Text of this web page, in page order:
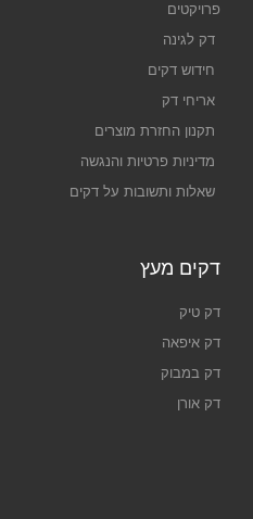
פרויקטים
דק לגינה
חידוש דקים
אריחי דק
תקנון החזרת מוצרים
מדיניות פרטיות והנגשה
שאלות ותשובות על דקים
דקים מעץ
דק טיק
דק איפאה
דק במבוק
דק אורן